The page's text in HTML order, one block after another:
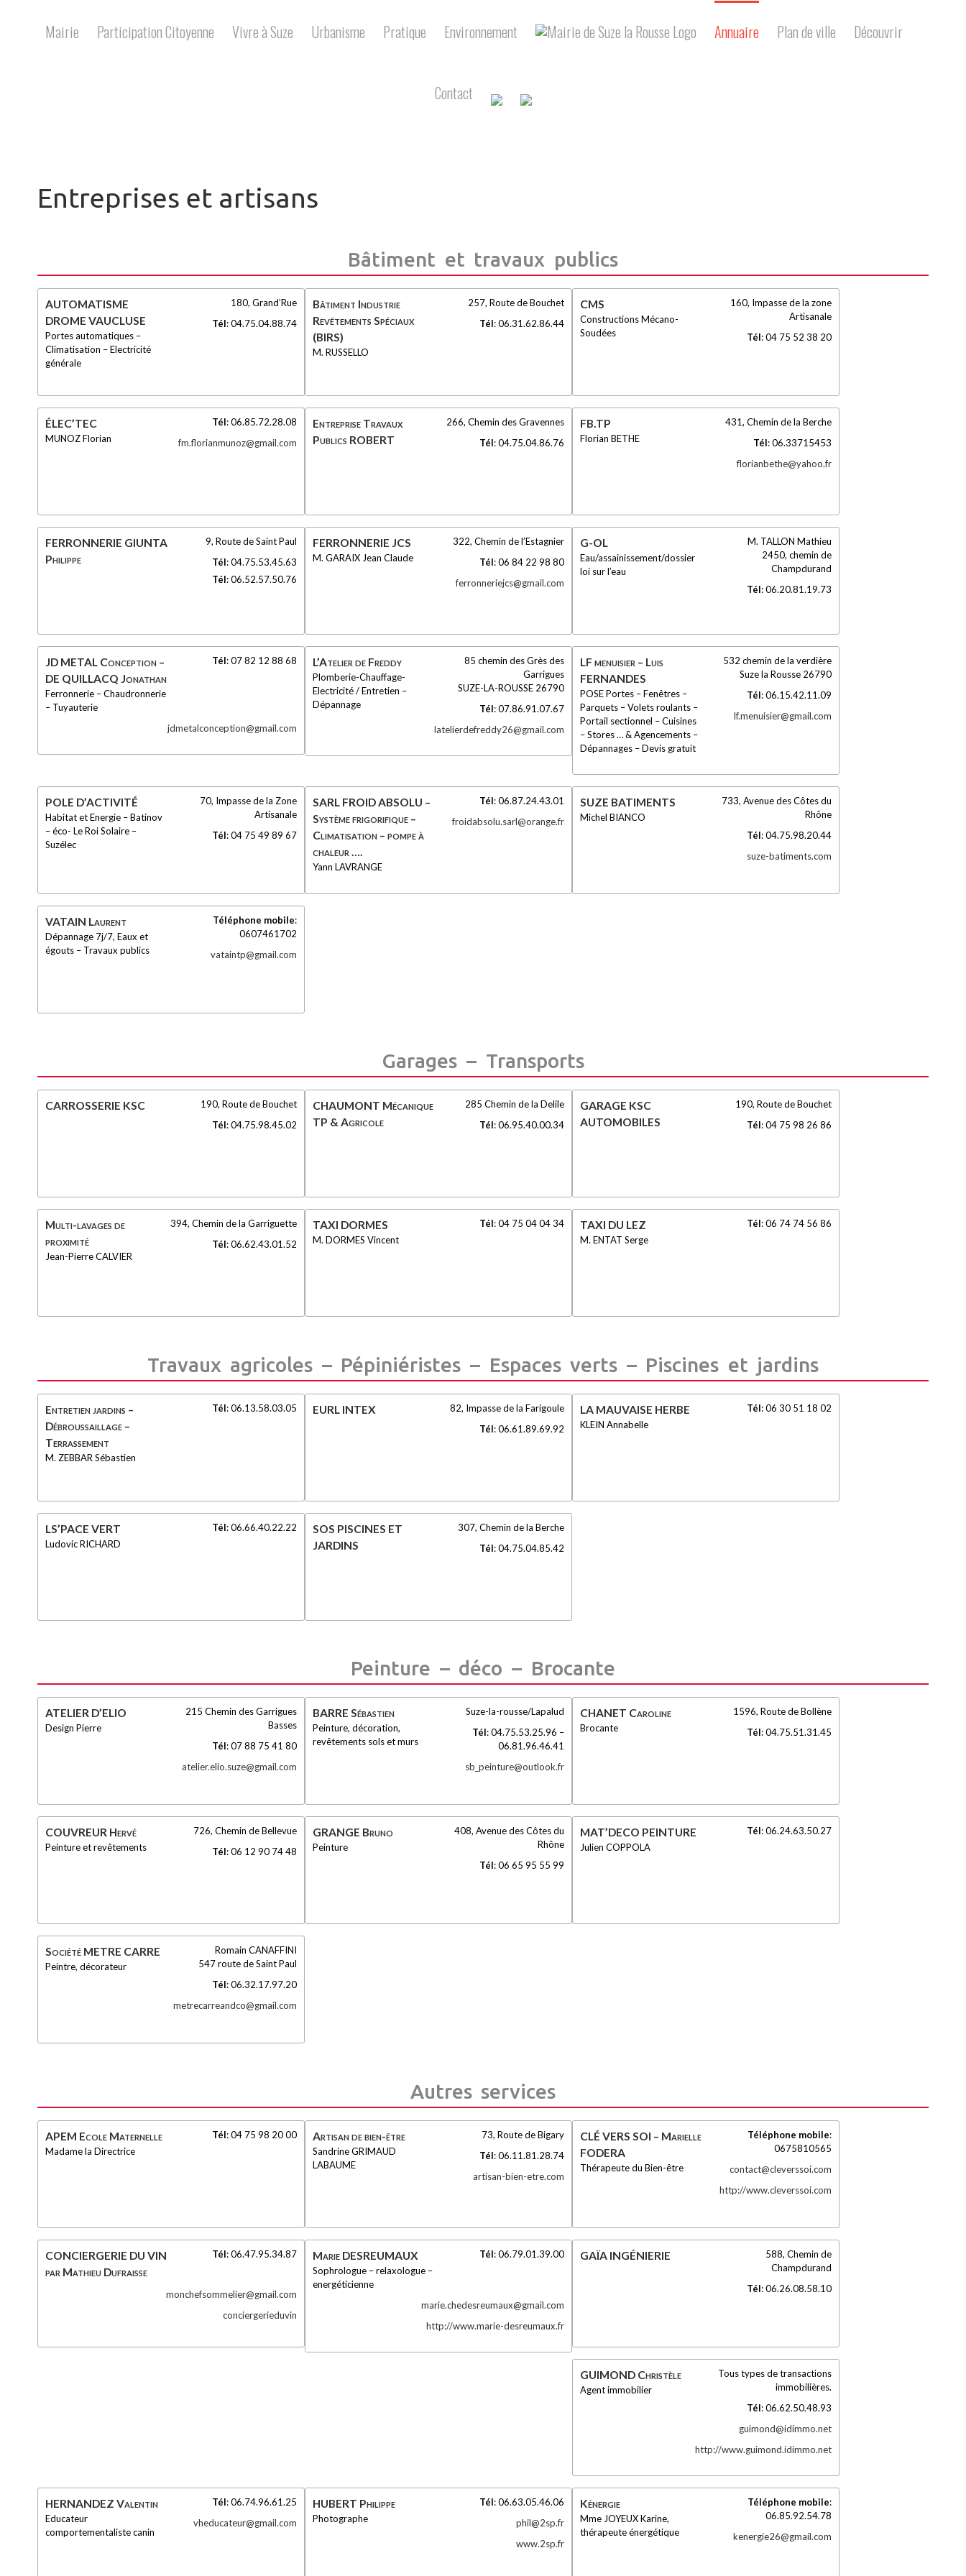
Mairie Participation Citoyenne Vivre à Suze Urbanisme Pratique Environnement Annuaire Plan de ville Découvrir
Contact
Entreprises et artisans
Bâtiment et travaux publics
AUTOMATISME
DROME VAUCLUSE
Portes automatiques –
Climatisation – Electricité
générale
180, Grand’Rue
Tél:04.75.04.88.74
Bâtiment Industrie
Revêtements Spéciaux
(BIRS)
M. RUSSELLO
257, Route de Bouchet
Tél:06.31.62.86.44
CMS
Constructions Mécano-
Soudées
160, Impasse de la zone
Artisanale
Tél:04 75 52 38 20
ÉLEC’TEC
MUNOZ Florian
Tél:06.85.72.28.08
fm.florianmunoz@gmail.com
Entreprise Travaux
Publics ROBERT
266, Chemin des Gravennes
Tél:04.75.04.86.76
FB.TP
Florian BETHE
431, Chemin de la Berche
Tél:06.33715453
florianbethe@yahoo.fr
FERRONNERIE GIUNTA
Philippe
9, Route de Saint Paul
Tél:04.75.53.45.63
Tél:06.52.57.50.76
FERRONNERIE JCS
M. GARAIX Jean Claude
322, Chemin de l’Estagnier
Tél:06 84 22 98 80
ferronneriejcs@gmail.com
G-OL
Eau/assainissement/dossier
loi sur l’eau
M. TALLON Mathieu
2450, chemin de
Champdurand
Tél:06.20.81.19.73
JD METAL Conception –
DE QUILLACQ Jonathan
Ferronnerie – Chaudronnerie
– Tuyauterie
Tél:07 82 12 88 68
jdmetalconception@gmail.com
L’Atelier de Freddy
Plomberie-Chauffage-
Electricité / Entretien –
Dépannage
85 chemin des Grès des
Garrigues
SUZE-LA-ROUSSE 26790
Tél:07.86.91.07.67
latelierdefreddy26@gmail.com
LF menuisier – Luis
FERNANDES
POSE Portes – Fenêtres –
Parquets – Volets roulants –
Portail sectionnel – Cuisines
– Stores … & Agencements –
Dépannages – Devis gratuit
532 chemin de la verdière
Suze la Rousse 26790
Tél:06.15.42.11.09
lf.menuisier@gmail.com
POLE D’ACTIVITÉ
Habitat et Energie – Batinov
– éco- Le Roi Solaire –
Suzélec
70, Impasse de la Zone
Artisanale
Tél:04 75 49 89 67
SARL FROID ABSOLU –
Système frigorifique –
Climatisation – pompe à
chaleur ….
Yann LAVRANGE
Tél:06.87.24.43.01
froidabsolu.sarl@orange.fr
SUZE BATIMENTS
Michel BIANCO
733, Avenue des Côtes du
Rhône
Tél:04.75.98.20.44
suze-batiments.com
VATAIN Laurent
Dépannage 7j/7, Eaux et
égouts – Travaux publics
Téléphone mobile:
0607461702
vataintp@gmail.com
Garages – Transports
CARROSSERIE KSC
190, Route de Bouchet
Tél:04.75.98.45.02
CHAUMONT Mécanique
TP & Agricole
285 Chemin de la Delile
Tél:06.95.40.00.34
GARAGE KSC
AUTOMOBILES
190, Route de Bouchet
Tél:04 75 98 26 86
Multi-lavages de
proximité
Jean-Pierre CALVIER
394, Chemin de la Garriguette
Tél:06.62.43.01.52
TAXI DORMES
M. DORMES Vincent
Tél:04 75 04 04 34 TAXI DU LEZ
M. ENTAT Serge
Tél:06 74 74 56 86
Travaux agricoles – Pépiniéristes – Espaces verts – Piscines et jardins
Entretien jardins –
Débroussaillage –
Terrassement
M. ZEBBAR Sébastien
Tél:06.13.58.03.05 EURL INTEX
82, Impasse de la Farigoule
Tél:06.61.89.69.92
LA MAUVAISE HERBE
KLEIN Annabelle
Tél:06 30 51 18 02
LS’PACE VERT
Ludovic RICHARD
Tél:06.66.40.22.22
SOS PISCINES ET
JARDINS
307, Chemin de la Berche
Tél:04.75.04.85.42
Peinture – déco – Brocante
ATELIER D’ELIO
Design Pierre
215 Chemin des Garrigues
Basses
Tél:07 88 75 41 80
atelier.elio.suze@gmail.com
BARRE Sébastien
Peinture, décoration,
revêtements sols et murs
Suze-la-rousse/Lapalud
Tél:04.75.53.25.96 –
06.81.96.46.41
sb_peinture@outlook.fr
CHANET Caroline
Brocante
1596, Route de Bollène
Tél:04.75.51.31.45
COUVREUR Hervé
Peinture et revêtements
726, Chemin de Bellevue
Tél:06 12 90 74 48
GRANGE Bruno
Peinture
408, Avenue des Côtes du
Rhône
Tél:06 65 95 55 99
MAT’DECO PEINTURE
Julien COPPOLA
Tél:06.24.63.50.27
Société METRE CARRE
Peintre, décorateur
Romain CANAFFINI
547 route de Saint Paul
Tél:06.32.17.97.20
metrecarreandco@gmail.com
Autres services
APEM Ecole Maternelle
Madame la Directrice
Tél:04 75 98 20 00 Artisan de bien-être
Sandrine GRIMAUD
LABAUME
73, Route de Bigary
Tél:06.11.81.28.74
artisan-bien-etre.com
CLÉ VERS SOI – Marielle
FODERA
Thérapeute du Bien-être
Téléphone mobile:
0675810565
contact@cleverssoi.com
http://www.cleverssoi.com
CONCIERGERIE DU VIN
par Mathieu Dufraisse
Tél:06.47.95.34.87
monchefsommelier@gmail.com
conciergerieduvin
Marie DESREUMAUX
Sophrologue – relaxologue –
energéticienne
Tél:06.79.01.39.00
marie.chedesreumaux@gmail.com
http://www.marie-desreumaux.fr
GAÏA INGÉNIERIE
588, Chemin de
Champdurand
Tél:06.26.08.58.10
GUIMOND Christèle
Agent immobilier
Tous types de transactions
immobilières.
Tél:06.62.50.48.93
guimond@idimmo.net
http://www.guimond.idimmo.net
HERNANDEZ Valentin
Educateur
comportementaliste canin
Tél:06.74.96.61.25
vheducateur@gmail.com
HUBERT Philippe
Photographe
Tél:06.63.05.46.06
phil@2sp.fr
www.2sp.fr
Kénergie
Mme JOYEUX Karine,
thérapeute énergétique
Téléphone mobile:
06.85.92.54.78
kenergie26@gmail.com